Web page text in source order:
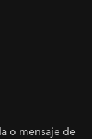
o mensaje de